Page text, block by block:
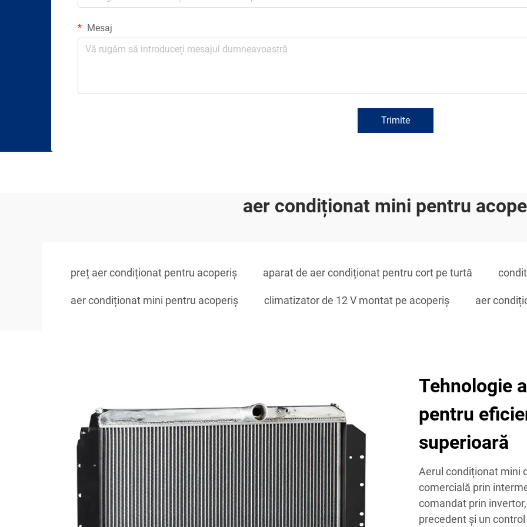
Mesaj
Trimite
aer condiționat mini pentru
preț aer condiționat pentru acoperiș aparat de aer condiționat pentru cort pe turtă
aer condiționat mini pentru acoperiș climatizator de 12 V montat pe acoperiș aer
Tehnologie
pentru
superioară
Aerul condiționat mini
comercială prin
comandat prin
precedent și un